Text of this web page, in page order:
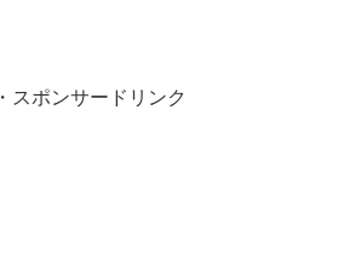
・スポンサードリンク